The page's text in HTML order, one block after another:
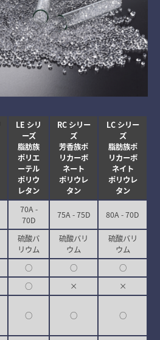
LE シリ
ーズ
脂肪族
ポリエ
ーテル
ポリウ
レタン
RC シリー
ズ
芳香族ポ
リカーボ
ネート
ポリウレ
タン
LC シリー
ズ
脂肪族ポ
リカーボ
ネイト
ポリウレ
タン
70A -
70D
75A - 75D 80A - 70D
硫酸バ
リウム
硫酸バリ
ウム
硫酸バリ
ウム
○ ○
○
○ ×
×
○ ○ ○